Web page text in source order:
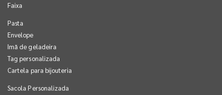
Faixa
Pasta
Envelope
Imã de geladeira
Tag personalizada
Cartela para bijouteria
Sacola Personalizada